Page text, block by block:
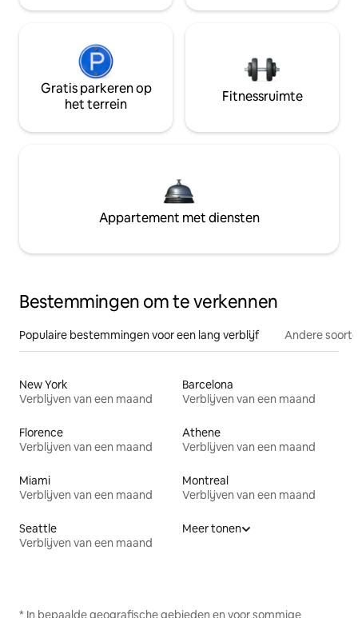
Gratis parkeren op
het terrein
Fitnessruimte
Appartement met diensten
Bestemmingen om te verkennen
Populaire bestemmingen voor een lang verblijf Andere
New York
Verblijven van een maand
Barcelona
Verblijven van een maand
Florence
Verblijven van een maand
Athene
Verblijven van een maand
Miami
Verblijven van een maand
Montreal
Verblijven van een maand
Seattle
Verblijven van een maand
Meer tonen
* In bepaalde geografische gebieden en voor sommige